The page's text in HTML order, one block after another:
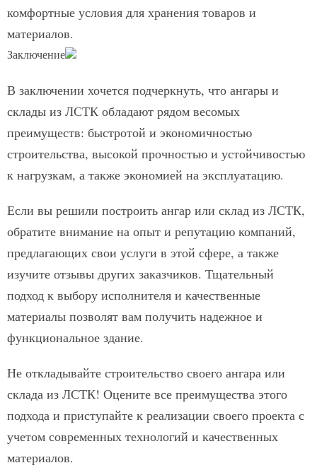
комфортные условия для хранения товаров и
материалов.
Заключение
В заключении хочется подчеркнуть, что ангары и
склады из ЛСТК обладают рядом весомых
преимуществ: быстротой и экономичностью
строительства, высокой прочностью и устойчивостью
к нагрузкам, а также экономией на эксплуатацию.
Если вы решили построить ангар или склад из ЛСТК,
обратите внимание на опыт и репутацию компаний,
предлагающих свои услуги в этой сфере, а также
изучите отзывы других заказчиков. Тщательный
подход к выбору исполнителя и качественные
материалы позволят вам получить надежное и
функциональное здание.
Не откладывайте строительство своего ангара или
склада из ЛСТК! Оцените все преимущества этого
подхода и приступайте к реализации своего проекта с
учетом современных технологий и качественных
материалов.